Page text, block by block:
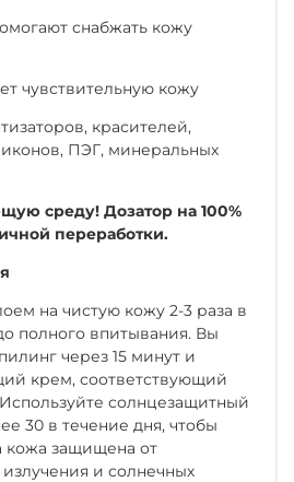
снабжать кожу
чувствительную кожу
красителей,
ПЭГ, минеральных
среду! Дозатор на 100%
переработки.
на чистую кожу 2-3 раза в
полного впитывания. Вы
через 15 минут и
крем, соответствующий
солнцезащитный
30 в течение дня, чтобы
кожа защищена от
и солнечных